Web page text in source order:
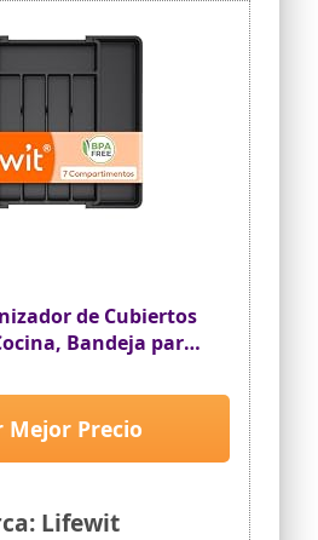
de Cubiertos
Bandeja para
para Almacenar
y Cuchillos,
x Fondo 34 cm, Lote
Lifewit
Mejor Precio